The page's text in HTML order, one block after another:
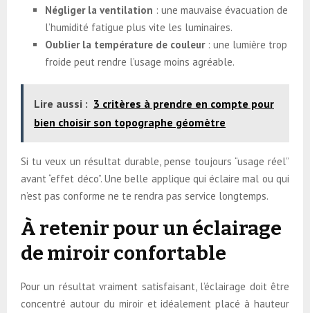
Négliger la ventilation : une mauvaise évacuation de
l’humidité fatigue plus vite les luminaires.
Oublier la température de couleur: une lumière trop
froide peut rendre l’usage moins agréable.
Lire aussi : 3 critères à prendre en compte pour
bien choisir son topographe géomètre
Si tu veux un résultat durable, pense toujours “usage réel”
avant “effet déco”. Une belle applique qui éclaire mal ou qui
n’est pas conforme ne te rendra pas service longtemps.
À retenir pour un éclairage
de miroir confortable
Pour un résultat vraiment satisfaisant, l’éclairage doit être
concentré autour du miroir et idéalement placé à hauteur